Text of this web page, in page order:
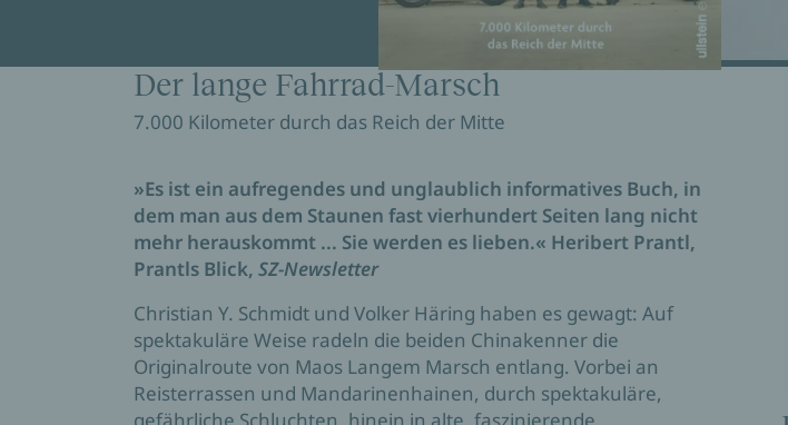
Der lange Fahrrad-Marsch
7.000 Kilometer durch das Reich der Mitte
»Es ist ein aufregendes und unglaublich informatives Buch, in
dem man aus dem Staunen fast vierhundert Seiten lang nicht
mehr herauskommt ... Sie werden es lieben.« Heribert Prantl,
Prantls Blick, SZ-Newsletter
Christian Y. Schmidt und Volker Häring haben es gewagt: Auf
spektakuläre Weise radeln die beiden Chinakenner die
Originalroute von Maos Langem Marsch entlang. Vorbei an
Reisterrassen und Mandarinenhainen, durch spektakuläre,